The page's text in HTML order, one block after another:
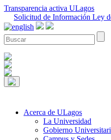
Transparencia activa ULagos
Solicitud de Información Ley
Acerca de ULagos
La Universidad
Gobierno